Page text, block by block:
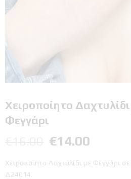
Χειροποίητο
Φεγγάρι
€14.00
Χειροποίητο Δαχτυλίδι με Φεγγάρι
Δ24014.